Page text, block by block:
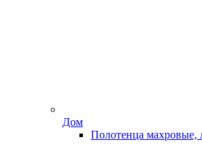
Дом
Полотенца махровые,